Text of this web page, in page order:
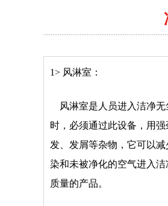
1> 风淋室：
风淋室是人员进入洁净无
时，必须通过此设备，用
发、发屑等杂物，它可以
染和未被净化的空气进入
质量的产品。